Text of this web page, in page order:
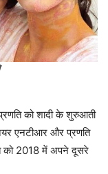
को शादी के शुरुआती